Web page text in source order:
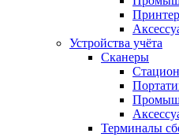
Устройства учёта
Сканеры
Терминалы